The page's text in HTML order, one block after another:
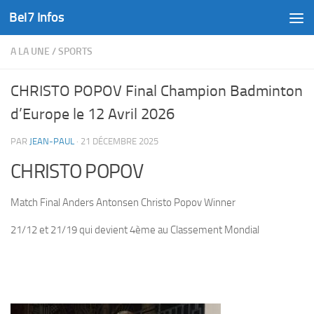
Skip to content
Bel7 Infos
A LA UNE /SPORTS
CHRISTO POPOV Final Champion Badminton
d’Europe le 12 Avril 2026
PAR JEAN-PAUL · 21 DÉCEMBRE 2025
CHRISTO POPOV
Match Final Anders Antonsen Christo Popov Winner
21/12 et 21/19 qui devient 4ème au Classement Mondial